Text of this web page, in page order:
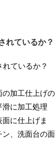
れているか？
の加工仕上げの
に加工処理
に仕上げま
、洗面台の面